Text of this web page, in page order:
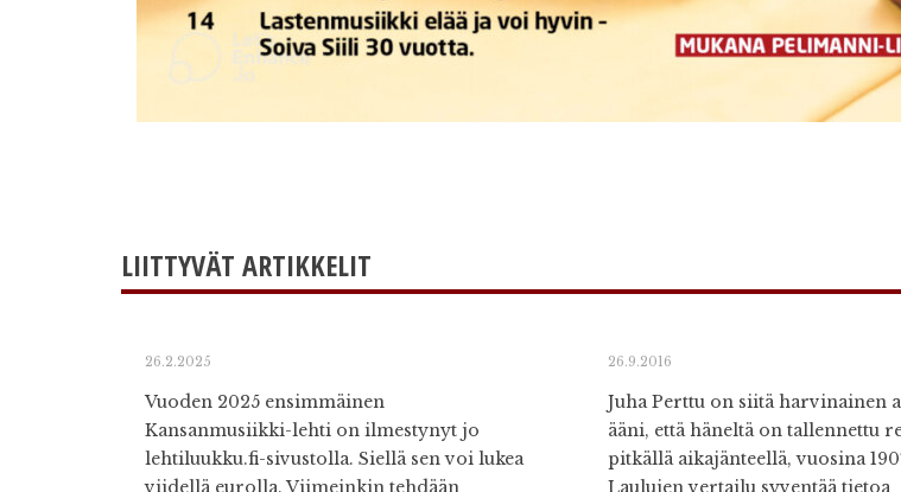
LIITTYVÄT ARTIKKELIT
26.2.2025
Vuoden 2025 ensimmäinen
Kansanmusiikki-lehti on ilmestynyt jo
lehtiluukku.fi-sivustolla. Siellä sen voi lukea
viidellä eurolla. Viimeinkin tehdään
26.9.2016
Juha Perttu on siitä harvinainen
ääni, että häneltä on tallennettu
pitkällä aikajänteellä, vuosina
Laulujen vertailu syventää tietoa